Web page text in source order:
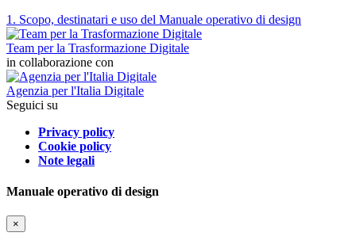
1. Scopo, destinatari e uso del Manuale operativo di design
Team per la Trasformazione Digitale
in collaborazione con
Agenzia per l'Italia Digitale
Seguici su
Privacy policy
Cookie policy
Note legali
Manuale operativo di design
×